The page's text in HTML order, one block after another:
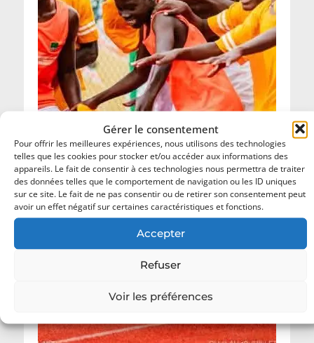
Gérer le consentement
Pour offrir les meilleures expériences, nous utilisons des technologies
telles que les cookies pour stocker et/ou accéder aux informations des
appareils. Le fait de consentir à ces technologies nous permettra de traiter
des données telles que le comportement de navigation ou les ID uniques
sur ce site. Le fait de ne pas consentir ou de retirer son consentement peut
avoir un effet négatif sur certaines caractéristiques et fonctions.
Accepter
Refuser
Voir les préférences